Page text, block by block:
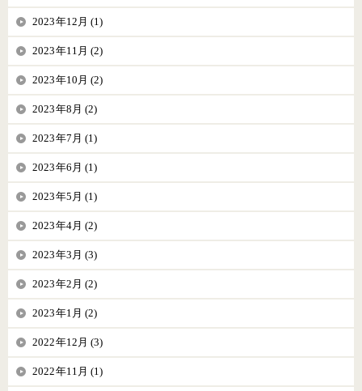
2023年12月 (1)
2023年11月 (2)
2023年10月 (2)
2023年8月 (2)
2023年7月 (1)
2023年6月 (1)
2023年5月 (1)
2023年4月 (2)
2023年3月 (3)
2023年2月 (2)
2023年1月 (2)
2022年12月 (3)
2022年11月 (1)